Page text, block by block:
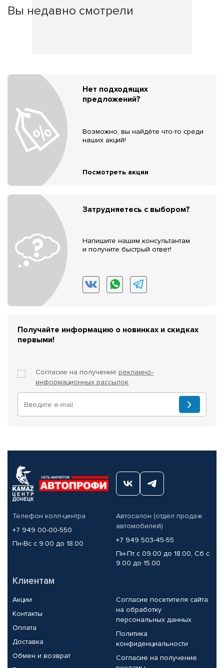
Вы недавно смотрели
Нет подходящих
предложений?
Возможно, вы найдёте что-то среди
наших акций!
Посмотреть акции
Затрудняетесь с выбором?
Напишите нашим консультантам
и получите быстрый ответ!
Получайте информацию о новинках и скидках
первыми!
Согласие на получение рекламно-
информационных рассылок
Телефон колл-центра
+7 949 00-00-550
Пн-Вс с 9.00 до 18.00
Автосалон (отдел продаж
автомобилей)
+7 949 503-45-55
Пн-Пт с 09.00 до 18.00, Сб с
9.00 до 15.00
Клиентам
Акции
Контакты
Оплата
Доставка
Обмен и возврат
Согласие посетителя сайта
на обработку
персональных данных
Политика
конфиденциальности
Согласие на получение